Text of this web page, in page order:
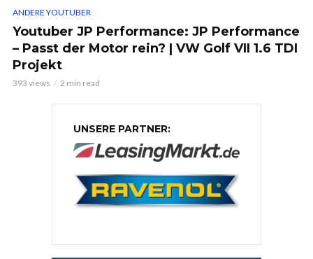
ANDERE YOUTUBER
Youtuber JP Performance: JP Performance
– Passt der Motor rein? | VW Golf VII 1.6 TDI
Projekt
393 views 2 min read
UNSERE PARTNER: